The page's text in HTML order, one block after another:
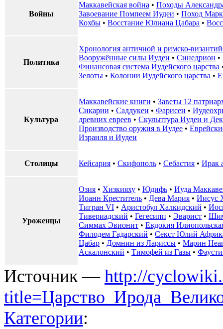
Войны
Маккавейская война • Походы
Завоевание Помпеем Иудеи • Поход
Кохбы • Восстание Юлиана Цабара •
Политика
Хронология античной и римско-
Вооружённые силы Иудеи • Синедрион •
Финансовая система Иудейского царства
Зелоты • Колонии Иудейского царства •
Культура
Маккавейские книги • Заветы 12
Сикарии • Саддукеи • Фарисеи •
древних евреев • Скульптура Иудеи и
Производство оружия в Иудее •
Израиля и Иудеи
Столицы Кейсария • Скифополь • Себастия • Ирак
Уроженцы
Озия • Хизкияху • Юдифь • Иуда
Иоанн Креститель • Дева Мария • Иисус
Тигран VI • Аристобул Халкидский •
Тивериадский • Гегесипп • Эварист •
Симмах Эвионит • Евдокия
Филодем Гадарский • Секст Юлий
Цабар • Домнин из Лариссы • Марин
Аскалонский • Тимофей из Газы •
Источник — http://
Категории: